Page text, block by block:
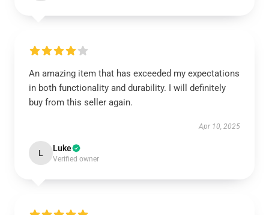
An amazing item that has exceeded my expectations
in both functionality and durability. I will definitely
buy from this seller again.
Apr 10, 2025
L Luke
Verified owner